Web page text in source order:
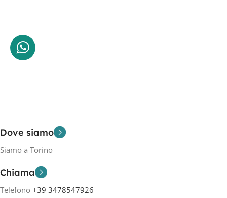
Dove siamo
Siamo a Torino
Chiama
Telefono +39 3478547926